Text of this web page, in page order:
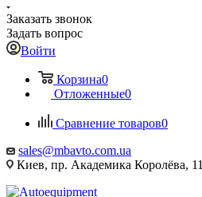
Заказать звонок
Задать вопрос
Войти
Корзина0
Отложенные0
Сравнение товаров0
sales@mbavto.com.ua
Киев, пр. Академика Королёва, 11